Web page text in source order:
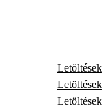
Letöltések
Letöltések
Letöltések